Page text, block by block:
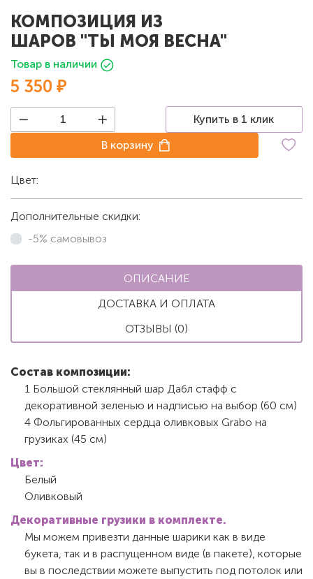
КОМПОЗИЦИЯ ИЗ
ШАРОВ "ТЫ МОЯ ВЕСНА"
Товар в наличии
5 350 ₽
Купить в 1 клик
В корзину
Цвет:
Дополнительные скидки:
-5% самовывоз
ОПИСАНИЕ
ДОСТАВКА И ОПЛАТА
ОТЗЫВЫ (0)
Состав композиции:
1 Большой стеклянный шар Дабл стафф с
декоративной зеленью и надписью на выбор (60 см)
4 Фольгированных сердца оливковых Grabo на
грузиках (45 см)
Цвет:
Белый
Оливковый
Декоративные грузики в комплекте.
Мы можем привезти данные шарики как в виде
букета, так и в распущенном виде (в пакете), которые
вы в последствии можете выпустить под потолок или